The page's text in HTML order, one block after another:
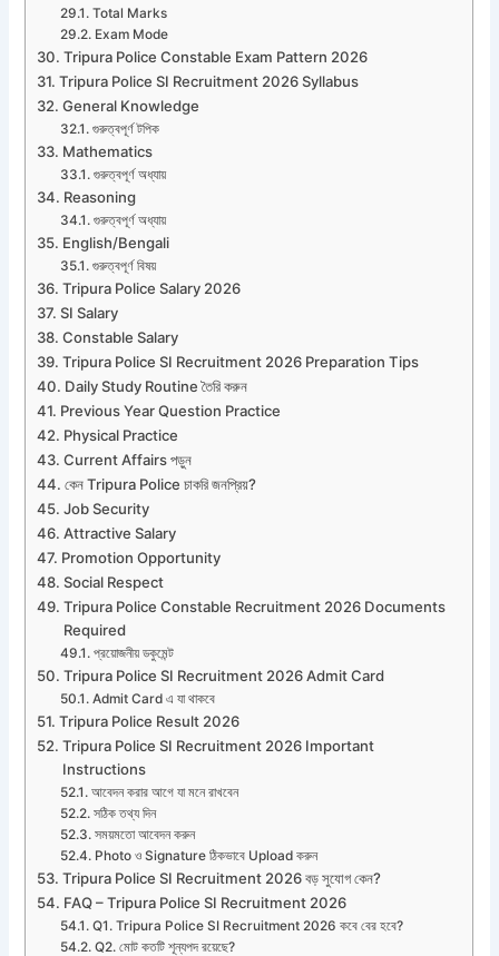
Total Marks
Exam Mode
Tripura Police Constable Exam Pattern 2026
Tripura Police SI Recruitment 2026 Syllabus
General Knowledge
গুরুত্বপূর্ণ টপিক
Mathematics
গুরুত্বপূর্ণ অধ্যায়
Reasoning
গুরুত্বপূর্ণ অধ্যায়
English/Bengali
গুরুত্বপূর্ণ বিষয়
Tripura Police Salary 2026
SI Salary
Constable Salary
Tripura Police SI Recruitment 2026 Preparation Tips
Daily Study Routine তৈরি করুন
Previous Year Question Practice
Physical Practice
Current Affairs পড়ুন
কেন Tripura Police চাকরি জনপ্রিয়?
Job Security
Attractive Salary
Promotion Opportunity
Social Respect
Tripura Police Constable Recruitment 2026 Documents
Required
প্রয়োজনীয় ডকুমেন্ট
Tripura Police SI Recruitment 2026 Admit Card
Admit Card এ যা থাকবে
Tripura Police Result 2026
Tripura Police SI Recruitment 2026 Important
Instructions
আবেদন করার আগে যা মনে রাখবেন
সঠিক তথ্য দিন
সময়মতো আবেদন করুন
Photo ও Signature ঠিকভাবে Upload করুন
Tripura Police SI Recruitment 2026 বড় সুযোগ কেন?
FAQ – Tripura Police SI Recruitment 2026
Q1. Tripura Police SI Recruitment 2026 কবে বের হবে?
Q2. মোট কতটি শূন্যপদ রয়েছে?